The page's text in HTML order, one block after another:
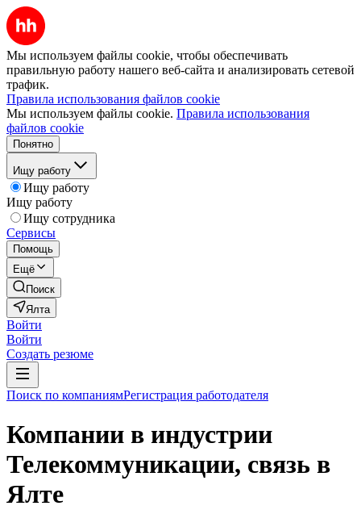
Мы используем файлы cookie, чтобы обеспечивать
правильную работу нашего веб-сайта и анализировать сетевой
трафик.
Правила использования файлов cookie
Мы используем файлы cookie. Правила использования
файлов cookie
Понятно
Ищу работу
Ищу работу
Ищу работу
Ищу сотрудника
Сервисы
Помощь
Ещё
Поиск
Ялта
Войти
Войти
Создать резюме
Поиск по компаниямРегистрация работодателя
Компании в индустрии
Телекоммуникации, связь в
Ялте